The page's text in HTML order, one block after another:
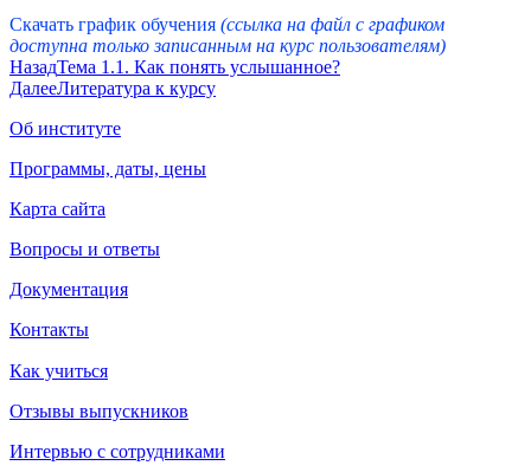
Скачать график обучения (ссылка на файл с графиком
доступна только записанным на курс пользователям)
НазадТема 1.1. Как понять услышанное?
ДалееЛитература к курсу
Об институте
Программы, даты, цены
Карта сайта
Вопросы и ответы
Документация
Контакты
Как учиться
Отзывы выпускников
Интервью с сотрудниками